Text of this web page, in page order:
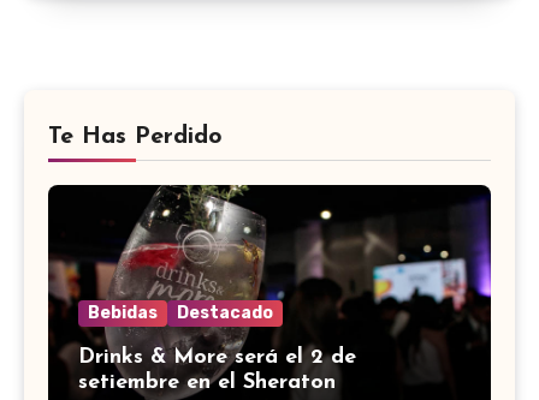
Te Has Perdido
Bebidas Destacado
Drinks & More será el 2 de
setiembre en el Sheraton